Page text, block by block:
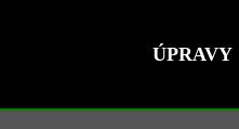
ÚPRAVY